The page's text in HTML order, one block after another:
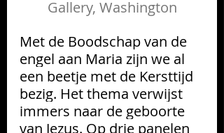
Gallery, Washington
Met de Boodschap van de
engel aan Maria zijn we al
een beetje met de Kersttijd
bezig. Het thema verwijst
immers naar de geboorte
van Jezus. Op drie panelen